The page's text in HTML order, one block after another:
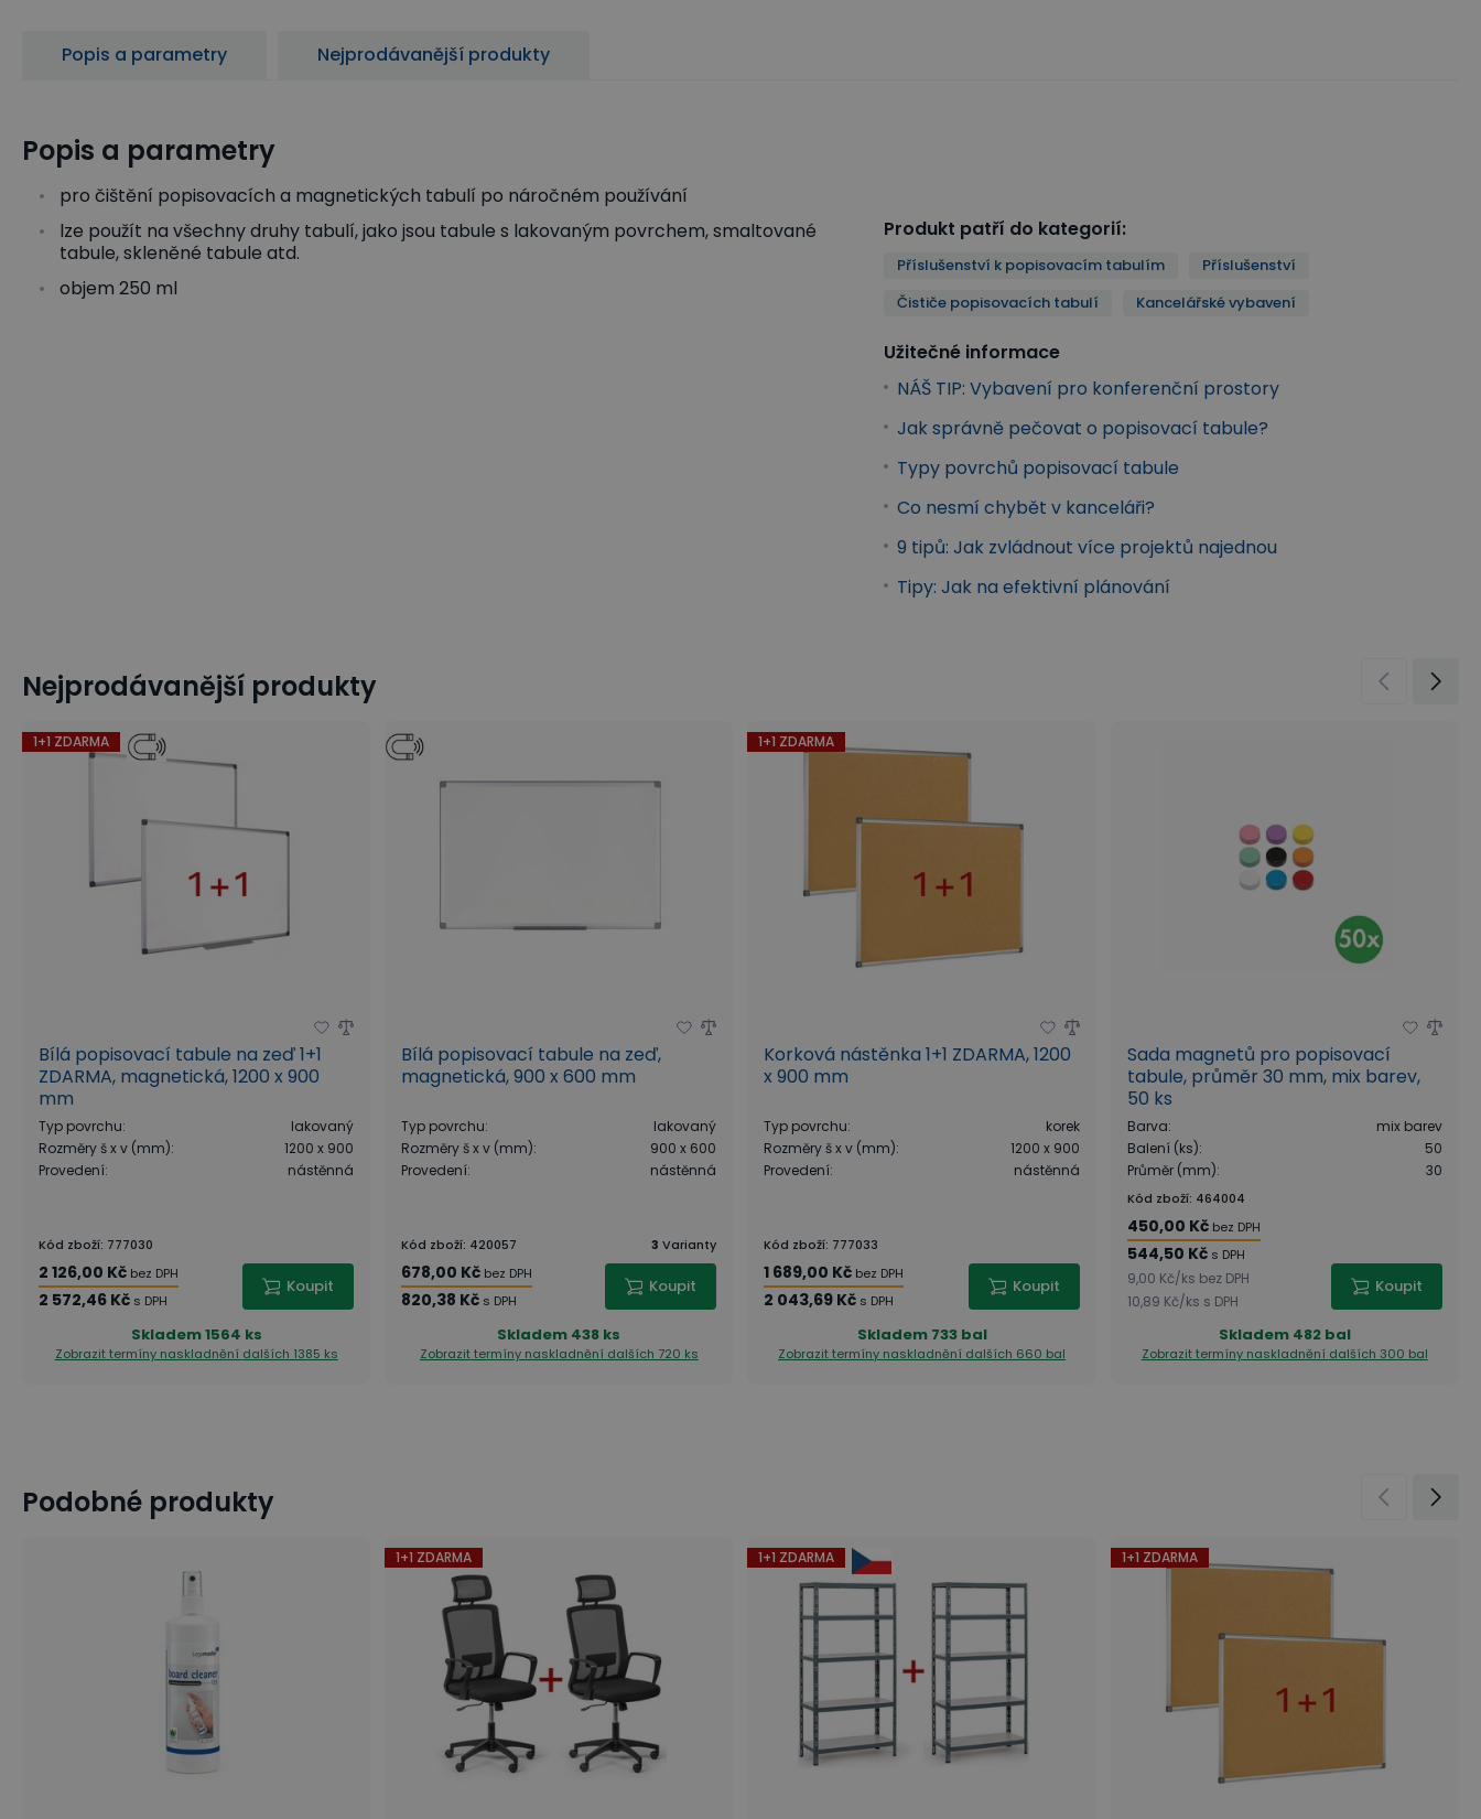
Popis a parametry Nejprodávanější produkty
Popis a parametry
pro čištění popisovacích a magnetických tabulí po náročném používání
lze použít na všechny druhy tabulí, jako jsou tabule s lakovaným povrchem, smaltované
tabule, skleněné tabule atd.
objem 250 ml
Produkt patří do kategorií:
Příslušenství k popisovacím tabulím
Příslušenství
Čističe popisovacích tabulí
Kancelářské vybavení
Užitečné informace
NÁŠ TIP: Vybavení pro konferenční prostory
Jak správně pečovat o popisovací tabule?
Typy povrchů popisovací tabule
Co nesmí chybět v kanceláři?
9 tipů: Jak zvládnout více projektů najednou
Tipy: Jak na efektivní plánování
Příslušenství k popisovacím tabulím Příslušenství
Nejprodávanější produkty
1+1 ZDARMA
Bílá popisovací tabule na zeď 1+1
ZDARMA, magnetická, 1200 x 900
mm
Typ povrchu:
lakovaný
Rozměry š x v (mm):
1200 x 900
Provedení: nástěnná
Kód zboží: 777030
2 126,00 Kč bez DPH
2 572,46 Kč s DPH
Koupit
Skladem1564 ks
Zobrazit termíny naskladnění dalších 1385 ks
Bílá popisovací tabule na zeď,
magnetická, 900 x 600 mm
Typ povrchu:
lakovaný
Rozměry š x v (mm):
900 x 600
Provedení: nástěnná
Kód zboží: 420057 3 Varianty
678,00 Kč bez DPH
820,38 Kč s DPH
Koupit
Skladem 438 ks
Zobrazit termíny naskladnění dalších 720 ks
1+1 ZDARMA
Korková nástěnka 1+1 ZDARMA, 1200
x 900 mm
Typ povrchu:
korek
Rozměry š x v (mm):
1200 x 900
Provedení: nástěnná
Kód zboží: 777033
1 689,00 Kč bez DPH
2 043,69 Kč s DPH
Koupit
Skladem 733 bal
Zobrazit termíny naskladnění dalších 660 bal
Sada magnetů pro popisovací
tabule, průměr 30 mm, mix barev,
50 ks
Barva:
mix barev
Balení (ks):
50
Průměr (mm): 30
Kód zboží: 464004
450,00 Kč bez DPH
544,50 Kč s DPH
9,00 Kč/ks bez DPH
10,89 Kč/ks s DPH
Koupit
Skladem 482 bal
Zobrazit termíny naskladnění dalších 300 bal
NÁŠ TIP: Vybavení pro konferenční prostory
Typy povrchů popisovací tabule
Co nesmí chybět v kanceláři?
9 tipů: Jak zvládnout více projektů najednou
Tipy: Jak na efektivní plánování
Podobné produkty
1+1 ZDARMA 1+1 ZDARMA 1+1 ZDARMA